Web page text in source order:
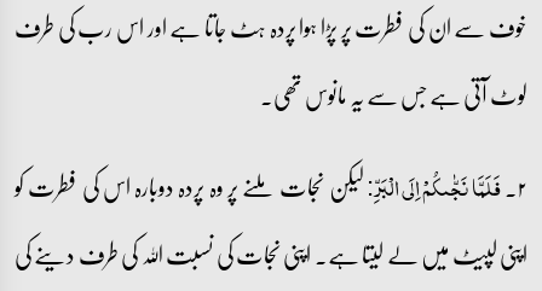
خوف سے ان کی فطرت پر پڑا ہوا پردہ ہٹ جاتا ہے اور اس رب کی طرف
لوٹ آتی ہے جس سے یہ مانوس تھی۔
۲۔ فَلَمَّا نَجّٰىکُمۡ اِلَی الۡبَرِّ:لیکن نجات ملنے پر وہ پردہ دوبارہ اس کی فطرت کو
اپنی لپیٹ میں لے لیتا ہے۔ اپنی نجات کی نسبت اللہ کی طرف دینے کی